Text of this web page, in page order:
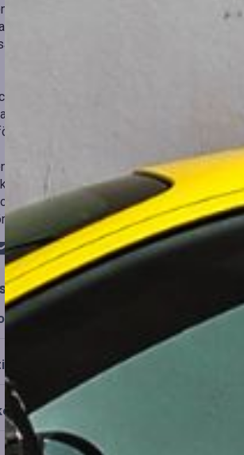
visar dessutom en oroande trend kring
rapporterar sådana incidenter, och 93
utmaningar erbjuder endast 25 procent
bidrar ytterligare till utmaningarna. 61
påverkar deras investeringsstrategier.
AI-beslut är en stor oro.
genomfördes mellan den 16 mars och
branscher, däribland finans, hälso- och
att säkerställa att deras
en säker AI-implementering i stor skala.
Statkraft förenar
drift av trafiktekniska system i
roll i den svenska spelupplevelsen